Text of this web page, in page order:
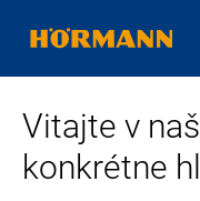
Vitajte v
konkrétne